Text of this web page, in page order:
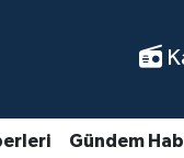
Gündem